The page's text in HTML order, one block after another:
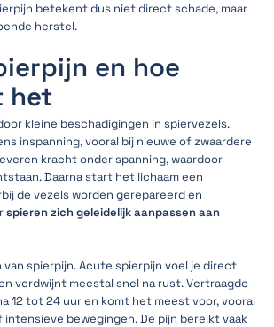
betekent dus niet direct schade, maar
herstel.
en hoe
het
kleine beschadigingen in spiervezels.
inspanning, vooral bij nieuwe of zwaardere
kracht onder spanning, waardoor
Daarna start het lichaam een
de vezels worden gerepareerd en
spieren zich geleidelijk aanpassen aan
van spierpijn. Acute spierpijn voel je direct
verdwijnt meestal snel na rust. Vertraagde
12 tot 24 uur en komt het meest voor, vooral
bewegingen. De pijn bereikt vaak